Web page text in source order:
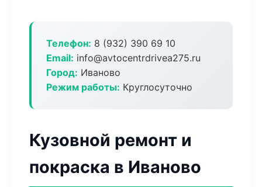
Телефон: 8 (932) 390 69 10
Email: info@avtocentrdrivea275.ru
Город: Иваново
Режим работы: Круглосуточно
Кузовной ремонт и
покраска в Иваново